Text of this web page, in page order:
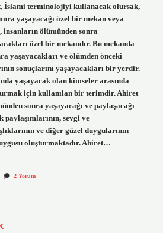
İslami terminolojiyi kullanacak olursak,
yaşayacağı özel bir mekan veya
insanların ölümünden sonra
özel bir mekandır. Bu mekanda
yaşayacakları ve ölümden önceki
sonuçlarını yaşayacakları bir yerdir.
yaşayacak olan kimseler arasında
için kullanılan bir terimdir. Ahiret
sonra yaşayacağı ve paylaşacağı
sevgi ve
ve diğer güzel duygularının
oluşturmaktadır. Ahiret…
2 Yorum